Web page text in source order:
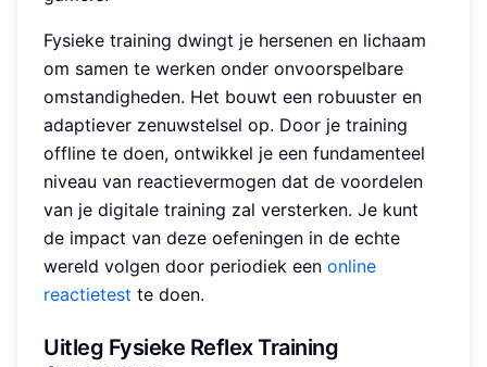
Fysieke training dwingt je hersenen en lichaam
om samen te werken onder onvoorspelbare
omstandigheden. Het bouwt een robuuster en
adaptiever zenuwstelsel op. Door je training
offline te doen, ontwikkel je een fundamenteel
niveau van reactievermogen dat de voordelen
van je digitale training zal versterken. Je kunt
de impact van deze oefeningen in de echte
wereld volgen door periodiek een online
reactietest te doen.
Uitleg Fysieke Reflex Training